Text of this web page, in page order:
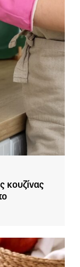
κουζίνας